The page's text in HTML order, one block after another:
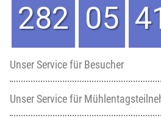
282 05
Unser Service für Besucher
Unser Service für